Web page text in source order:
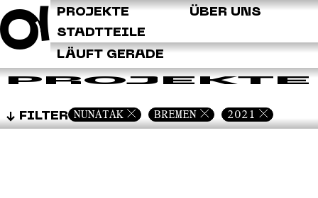
ÜBER UNS
PROJEKTE
STADTTEILE
LÄUFT GERADE
PROJEKTE
FILTER NUNATAK BREMEN 2021